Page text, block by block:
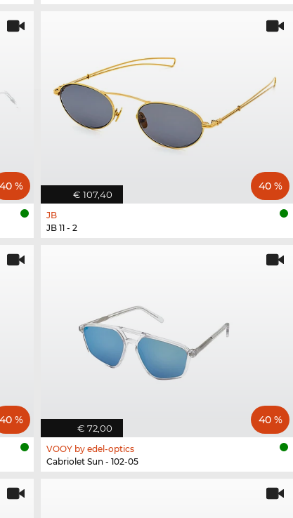
40 %
€ 107,40
40 %
JB
JB 11 - 2
40 %
€ 72,00
40 %
VOOY by edel-optics
Cabriolet Sun - 102-05